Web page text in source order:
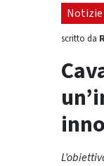
scritto da